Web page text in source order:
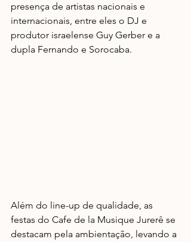
presença de artistas nacionais e
internacionais, entre eles o DJ e
produtor israelense Guy Gerber e a
dupla Fernando e Sorocaba.
Além do line-up de qualidade, as
festas do Cafe de la Musique Jurerê se
destacam pela ambientação, levando a